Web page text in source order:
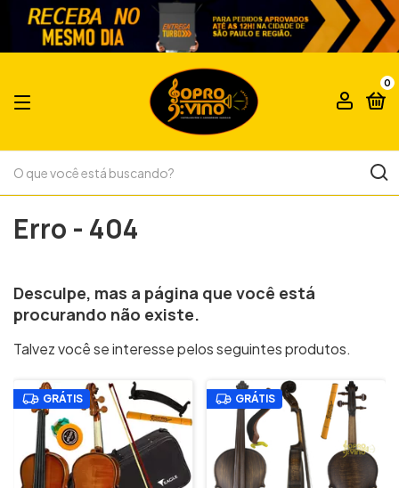
0
Erro - 404
Desculpe, mas a página que você est
procurando não existe.
Talvez você se interesse pelos seguintes produtos.
GRÁTIS GRÁTIS